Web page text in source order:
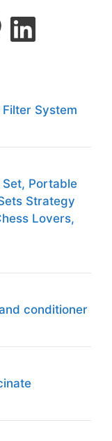
System
Portable
Strategy
Lovers,
conditioner